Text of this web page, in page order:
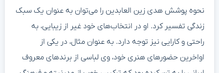
نحوه پوشش هدی زین العابدین را می‌توان به عنوان یک سبک
زندگی تفسیر کرد. او در انتخاب‌های خود غیر از زیبایی، به
راحتی و کارایی نیز توجه دارد. به عنوان مثال، در یکی از
اواخرین حضورهای هنری خود، وی لباسی از برند‌های معروف